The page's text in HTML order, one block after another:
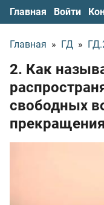
Главная Войти
Главная » ГД »
2. Как
свободных